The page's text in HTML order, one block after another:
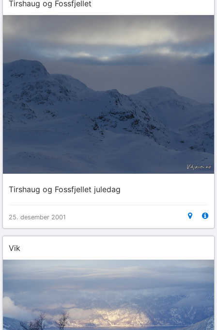
Tirshaug og Fossfjellet
Tirshaug og Fossfjellet juledag
25. desember 2001
Vik